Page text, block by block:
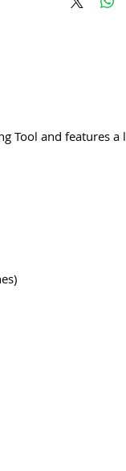
Tool and features a